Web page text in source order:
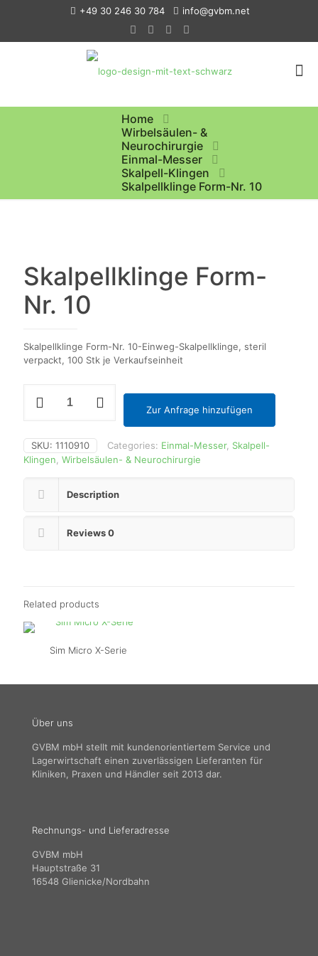
+49 30 246 30 784 info@gvbm.net
Home
Wirbelsäulen- &
Neurochirurgie
Einmal-Messer
Skalpell-Klingen
Skalpellklinge Form-Nr. 10
Skalpellklinge Form-
Nr. 10
Skalpellklinge Form-Nr. 10-Einweg-Skalpellklinge, steril
verpackt, 100 Stk je Verkaufseinheit
quantity
Zur Anfrage hinzufügen
SKU: 1110910 Categories: Einmal-Messer, Skalpell-
Klingen Wirbelsäulen- & Neurochirurgie
Description
Reviews0
Related products
Sim Micro X-Serie
Über uns
GVBM mbH stellt mit kundenorientiertem Service und
Lagerwirtschaft einen zuverlässigen Lieferanten für
Kliniken, Praxen und Händler seit 2013 dar.
Rechnungs- und Lieferadresse
GVBM mbH
Hauptstraße 31
16548 Glienicke/Nordbahn